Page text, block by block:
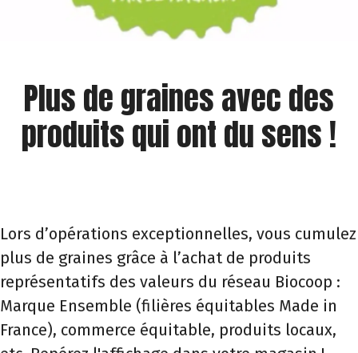
Plus de graines avec des
produits qui ont du sens !
Lors d’opérations exceptionnelles, vous cumulez
plus de graines grâce à l’achat de produits
représentatifs des valeurs du réseau Biocoop :
Marque Ensemble (filières équitables Made in
France), commerce équitable, produits locaux,